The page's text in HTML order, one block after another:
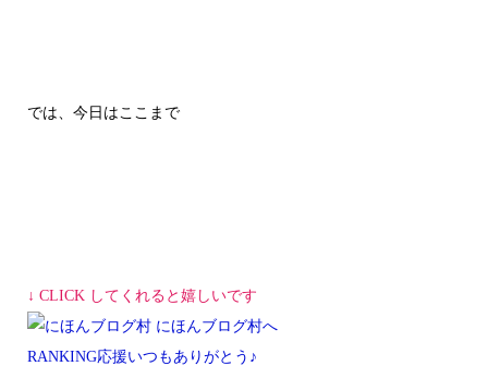
では、今日はここまで
↓ CLICK してくれると嬉しいです
RANKING応援いつもありがとう♪